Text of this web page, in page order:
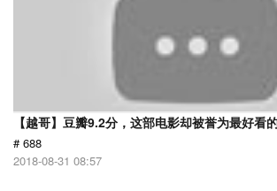
【越哥】豆瓣9.2分，这部电影却被誉为最好看
# 688
2018-08-31 08:57